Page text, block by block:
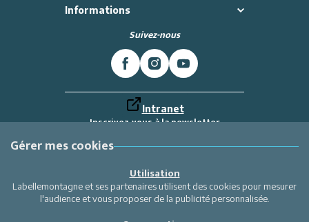
Informations
Suivez-nous
Intranet
Inscrivez-vous à la newsletter
Labellemontagne
Gérer mes cookies
Utilisation
Labellemontagne et ses partenaires utilisent des cookies pour mesurer
l'audience et vous proposer de la publicité personnalisée.